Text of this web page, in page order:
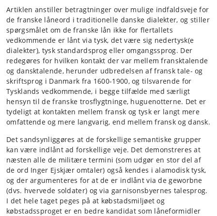
Artiklen anstiller betragtninger over mulige indfaldsveje for
de franske låneord i traditionelle danske dialekter, og stiller
spørgsmålet om de franske lån ikke for flertallets
vedkommende er lånt via tysk, det være sig nedertysk(e
dialekter), tysk standardsprog eller omgangssprog. Der
redegøres for hvilken kontakt der var mellem fransktalende
og dansktalende, herunder udbredelsen af fransk tale- og
skriftsprog i Danmark fra 1600-1900, og tilsvarende for
Tysklands vedkommende, i begge tilfælde med særligt
hensyn til de franske trosflygtninge, huguenotterne. Det er
tydeligt at kontakten mellem fransk og tysk er langt mere
omfattende og mere langvarig, end mellem fransk og dansk.
Det sandsynliggøres at de forskellige semantiske grupper
kan være indlånt ad forskellige veje. Det demonstreres at
næsten alle de militære termini (som udgør en stor del af
de ord Inger Ejskjær omtaler) også kendes i alamodisk tysk,
og der argumenteres for at de er indlånt via de geworbne
(dvs. hvervede soldater) og via garnisonsbyernes talesprog.
I det hele taget peges på at købstadsmiljøet og
købstadssproget er en bedre kandidat som låneformidler